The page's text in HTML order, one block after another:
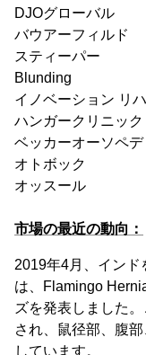
DJOグローバル
バウアーフィルド
スティーパー
Blunding
イノベーション リ
ハンガークリニック
ベッカーオーソペデ
オトボック
オッスール
市場の最近の動向：
2019年4月、インド
は、Flamingo
ズを発表しました
され、鼠径部、腹
しています。